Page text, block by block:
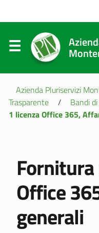
Azienda Pluriservizi
Trasparente
/ Bandi
1 licenza Office 365,
Office
generali